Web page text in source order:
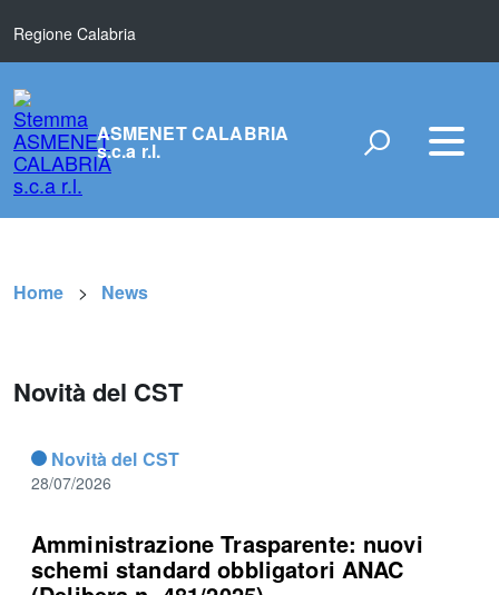
Regione Calabria
ASMENET CALABRIA
s.c.a r.l.
Home News
Novità del CST
Novità del CST
28/07/2026
Amministrazione Trasparente: nuovi
schemi standard obbligatori ANAC